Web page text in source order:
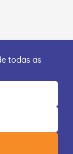
todas as